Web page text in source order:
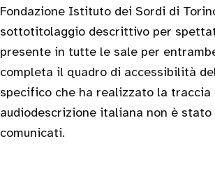
Fondazione Istituto dei Sordi di
sottotitolaggio descrittivo per
presente in tutte le sale per
completa il quadro di accessibilità
specifico che ha realizzato la traccia
audiodescrizione italiana non è
comunicati.